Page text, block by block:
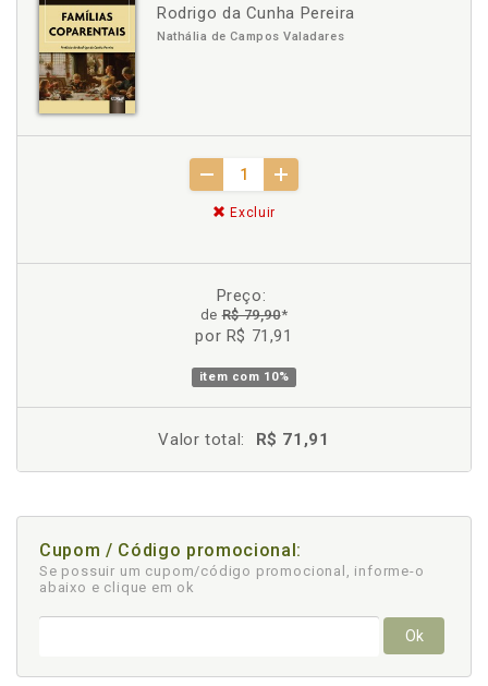
Rodrigo da Cunha Pereira
Nathália de Campos Valadares
Excluir
Preço:
deR$ 79,90*
por R$ 71,91
item com 10%
Valor total: R$ 71,91
Cupom / Código promocional:
Se possuir um cupom/código promocional, informe-o
abaixo e clique em ok
Ok